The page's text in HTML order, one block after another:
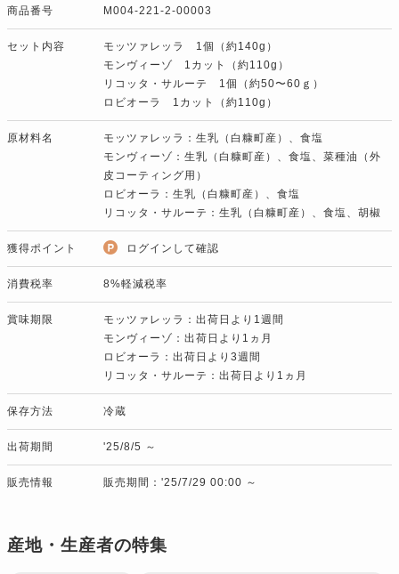
商品番号 M004-221-2-00003
セット内容
モッツァレッラ 1個（約140g）
モンヴィーゾ 1カット（約110g）
リコッタ・サルーテ 1個（約50〜60ｇ）
ロビオーラ 1カット（約110g）
原材料名
モッツァレッラ：生乳（白糠町産）、食塩
モンヴィーゾ：生乳（白糠町産）、食塩、菜種油（外
皮コーティング用）
ロビオーラ：生乳（白糠町産）、食塩
リコッタ・サルーテ：生乳（白糠町産）、食塩、胡椒
獲得ポイント ログインして確認
消費税率 8%軽減税率
賞味期限
モッツァレッラ：出荷日より1週間
モンヴィーゾ：出荷日より1ヵ月
ロビオーラ：出荷日より3週間
リコッタ・サルーテ：出荷日より1ヵ月
保存方法 冷蔵
出荷期間 '25/8/5 ～
販売情報 販売期間：'25/7/29 00:00 ～
産地・生産者の特集